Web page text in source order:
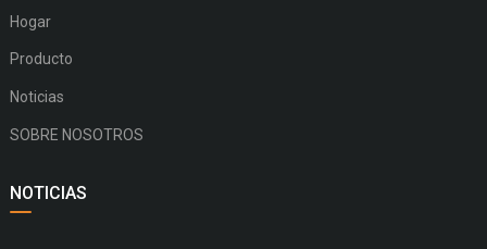
Hogar
Producto
Noticias
SOBRE NOSOTROS
NOTICIAS